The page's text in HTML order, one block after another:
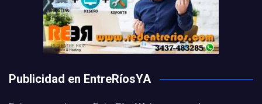
Publicidad en EntreRíosYA